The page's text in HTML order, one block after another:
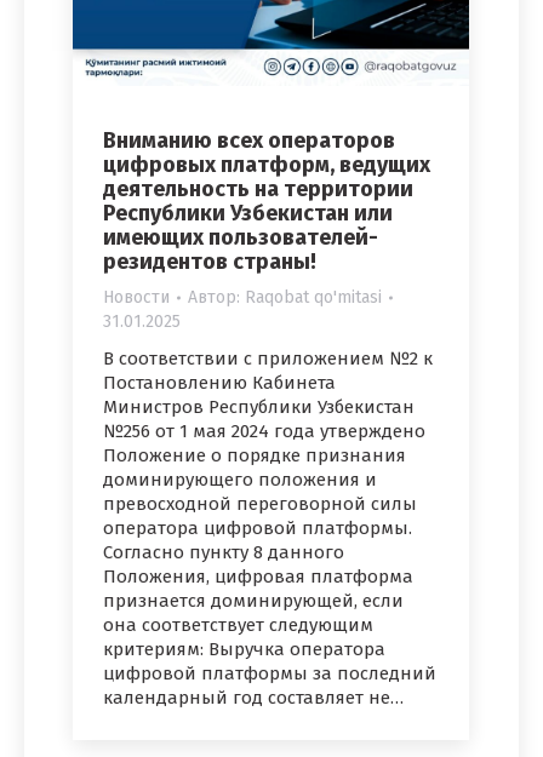
Вниманию всех операторов
цифровых платформ, ведущих
деятельность на территории
Республики Узбекистан или
имеющих пользователей-
резидентов страны!
Новости Автор: Raqobat qo'mitasi
31.01.2025
В соответствии с приложением №2 к
Постановлению Кабинета
Министров Республики Узбекистан
№256 от 1 мая 2024 года утверждено
Положение о порядке признания
доминирующего положения и
превосходной переговорной силы
оператора цифровой платформы.
Согласно пункту 8 данного
Положения, цифровая платформа
признается доминирующей, если
она соответствует следующим
критериям: Выручка оператора
цифровой платформы за последний
календарный год составляет не…